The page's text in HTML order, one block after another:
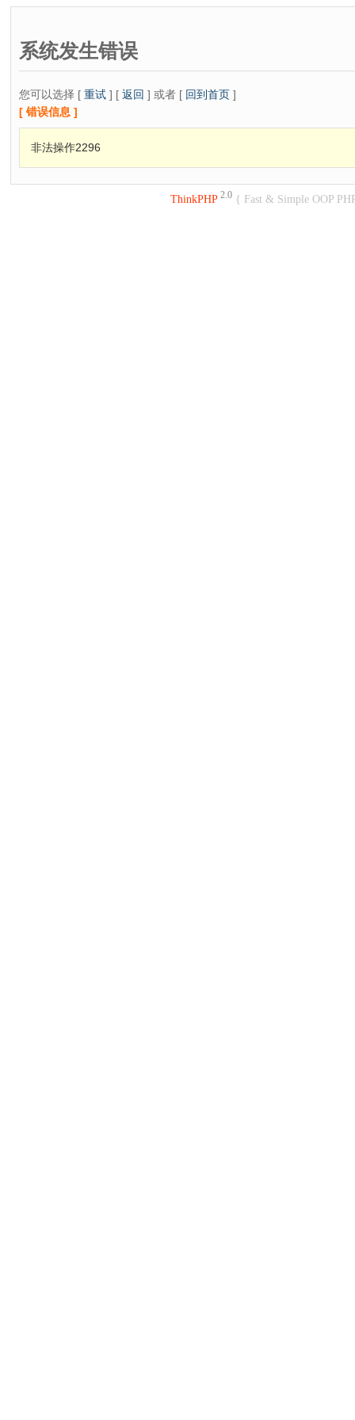
系统发生错误
您可以选择 [ 重试 ] [ 返回 ] 或者 [ 回到首页 ]
[ 错误信息 ]
非法操作2296
ThinkPHP 2.0 { Fast & Simple OOP